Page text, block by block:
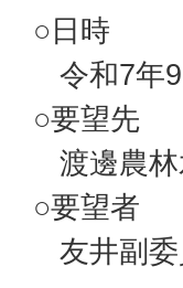
○日時
令和7年
○要望先
渡邊農林
○要望者
友井副委